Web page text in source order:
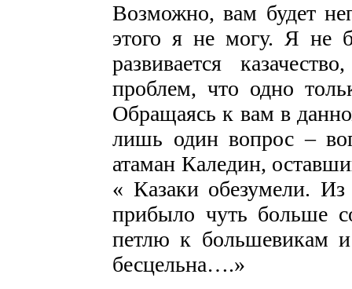
Возможно, вам будет
этого я не могу. Я не
развивается
проблем, что одно
Обращаясь к вам в
лишь один вопрос –
атаман Каледин,
« Казаки обезумели.
прибыло чуть больше
петлю к большевикам и
бесцельна….»